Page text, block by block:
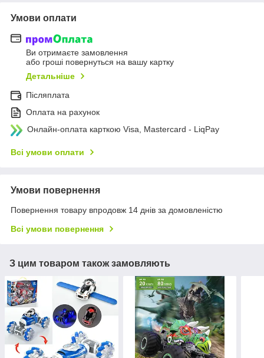
Умови оплати
Ви отримаєте замовлення
або гроші повернуться на вашу картку
Детальніше
Післяплата
Оплата на рахунок
Онлайн-оплата карткою Visa, Mastercard - LiqPay
Всі умови оплати
Умови повернення
Повернення товару впродовж 14 днів за домовленістю
Всі умови повернення
З цим товаром також замовляють